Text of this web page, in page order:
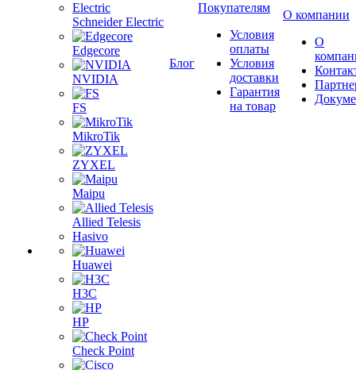
Schneider Electric
Edgecore
NVIDIA
FS
MikroTik
ZYXEL
Maipu
Allied Telesis
Hasivo
Huawei
H3C
HP
Check Point
Блог
Покупателям
Условия
оплаты
Условия
доставки
Гарантия
на товар
О компании
О